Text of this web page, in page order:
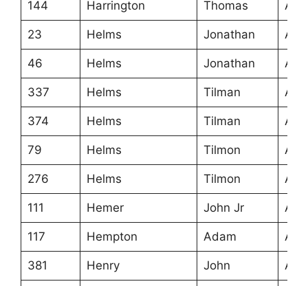
144 Harrington Thomas
23 Helms Jonathan
46 Helms Jonathan
337 Helms Tilman
374 Helms Tilman
79 Helms Tilmon
276 Helms Tilmon
111 Hemer John Jr
117 Hempton Adam
381 Henry John